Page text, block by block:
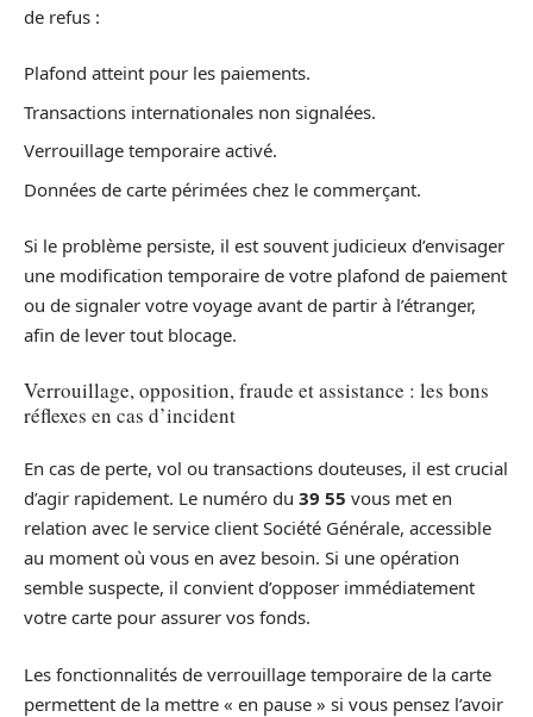
de refus :
Plafond atteint pour les paiements.
Transactions internationales non signalées.
Verrouillage temporaire activé.
Données de carte périmées chez le commerçant.
Si le problème persiste, il est souvent judicieux d’envisager
une modification temporaire de votre plafond de paiement
ou de signaler votre voyage avant de partir à l’étranger,
afin de lever tout blocage.
Verrouillage, opposition, fraude et assistance : les bons
réflexes en cas d’incident
En cas de perte, vol ou transactions douteuses, il est crucial
d’agir rapidement. Le numéro du 39 55 vous met en
relation avec le service client Société Générale, accessible
au moment où vous en avez besoin. Si une opération
semble suspecte, il convient d’opposer immédiatement
votre carte pour assurer vos fonds.
Les fonctionnalités de verrouillage temporaire de la carte
permettent de la mettre « en pause » si vous pensez l’avoir